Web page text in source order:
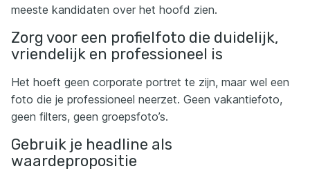
meeste kandidaten over het hoofd zien.
Zorg voor een profielfoto die duidelijk,
vriendelijk en professioneel is
Het hoeft geen corporate portret te zijn, maar wel een
foto die je professioneel neerzet. Geen vakantiefoto,
geen filters, geen groepsfoto’s.
Gebruik je headline als
waardepropositie